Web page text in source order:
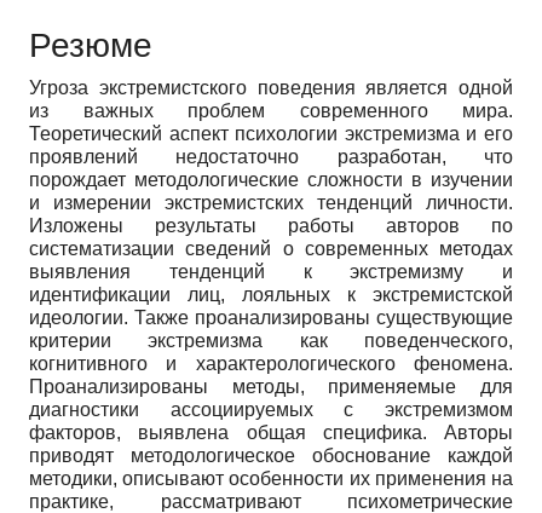
Резюме
Угроза экстремистского поведения является одной
из важных проблем современного мира.
Теоретический аспект психологии экстремизма и его
проявлений недостаточно разработан, что
порождает методологические сложности в изучении
и измерении экстремистских тенденций личности.
Изложены результаты работы авторов по
систематизации сведений о современных методах
выявления тенденций к экстремизму и
идентификации лиц, лояльных к экстремистской
идеологии. Также проанализированы существующие
критерии экстремизма как поведенческого,
когнитивного и характерологического феномена.
Проанализированы методы, применяемые для
диагностики ассоциируемых с экстремизмом
факторов, выявлена общая специфика. Авторы
приводят методологическое обоснование каждой
методики, описывают особенности их применения на
практике, рассматривают психометрические